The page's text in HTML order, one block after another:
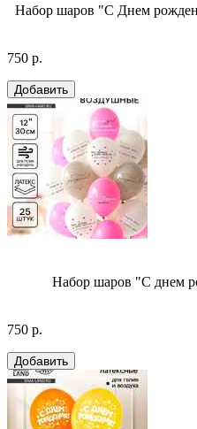
Набор шаров "С Днем
750 р.
Набор шаров "С днем
750 р.